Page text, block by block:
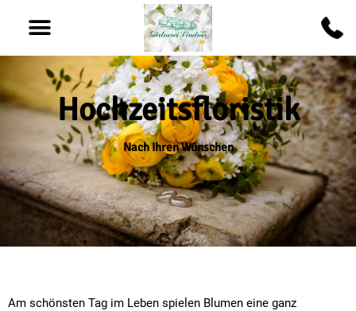
Hochzeitsfloristik
Nach Ihren Wünschen
Am schönsten Tag im Leben spielen Blumen eine ganz